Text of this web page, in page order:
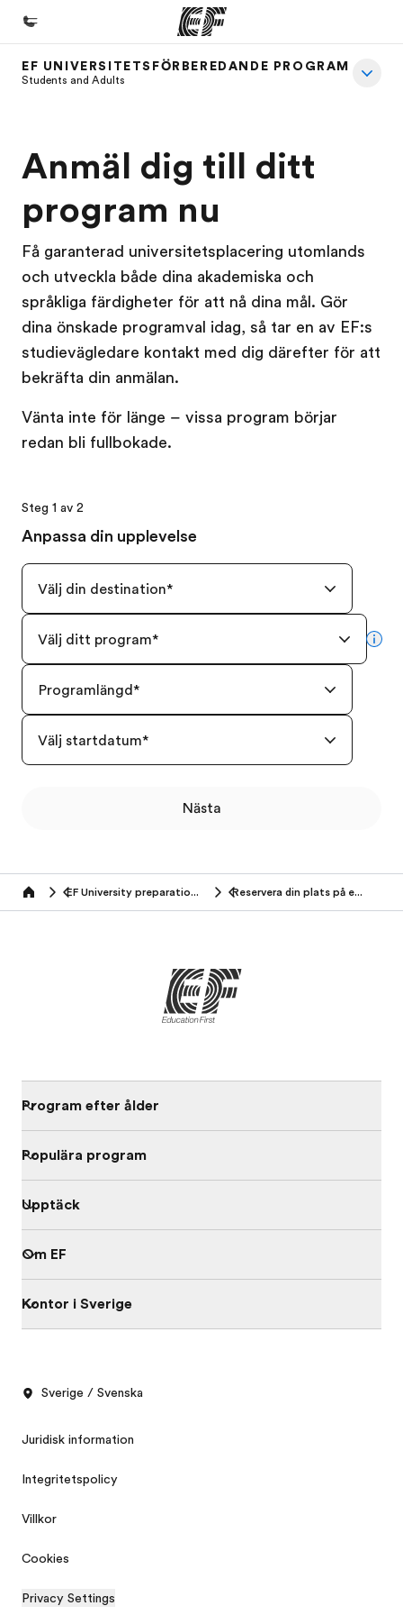
Hem
Program
Se allt vi erbjuder
Kontor
Hitta ett kontor nära dig
Om oss
Vilka är vi?
Karriär
Bli en del av vårt team
EF UNIVERSITETSFÖRBEREDANDE PROGRAM
Students and Adults
Anmäl dig till ditt
program nu
Få garanterad universitetsplacering utomlands
och utveckla både dina akademiska och
språkliga färdigheter för att nå dina mål. Gör
dina önskade programval idag, så tar en av EF:s
studievägledare kontakt med dig därefter för att
bekräfta din anmälan.
Vänta inte för länge – vissa program börjar
redan bli fullbokade.
Steg 1 av 2
Anpassa din upplevelse
Välj din destination*
Välj ditt program*
Programlängd*
Välj startdatum*
Nästa
Home EF University preparation abroad Reservera din plats på ett program
Program efter ålder
Populära program
Upptäck
Om EF
Kontor i Sverige
Sverige / Svenska
Juridisk information
Integritetspolicy
Villkor
Cookies
Privacy Settings